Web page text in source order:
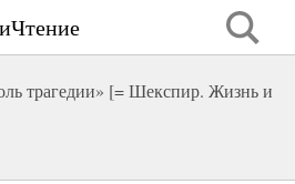
трагедии» [= Шекспир. Жизнь и